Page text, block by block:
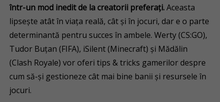
într-un mod inedit de la creatorii preferați.Aceasta
lipsește atât în viața reală, cât și în jocuri, dar e o parte
determinantă pentru succes în ambele. Werty (CS:GO),
Tudor Buțan (FIFA), iSilent (Minecraft) și Mădălin
(Clash Royale) vor oferi tips & tricks gamerilor despre
cum să-și gestioneze cât mai bine banii și resursele în
jocuri.